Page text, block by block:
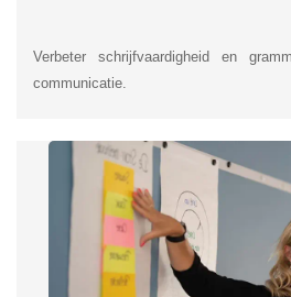
Verbeter schrijfvaardigheid en
communicatie.